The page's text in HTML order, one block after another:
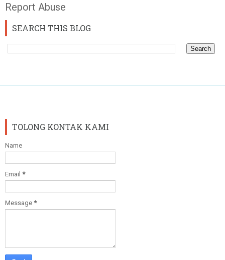
Report Abuse
SEARCH THIS BLOG
TOLONG KONTAK KAMI
Name
Email *
Message *